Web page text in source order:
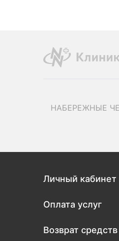
НАБЕРЕЖНЫЕ
Личный кабинет
Оплата услуг
Возврат средств